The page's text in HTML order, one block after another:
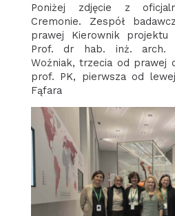
Poniżej zdjęcie z
Cremonie. Zespół
prawej Kierownik projektu
Prof. dr hab. inż. arch.
Woźniak, trzecia od prawej
prof. PK, pierwsza od
Fąfara